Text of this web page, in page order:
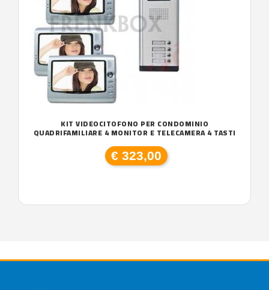
KIT VIDEOCITOFONO PER CONDOMINIO
QUADRIFAMILIARE 4 MONITOR E TELECAMERA 4 TASTI
€ 323,00